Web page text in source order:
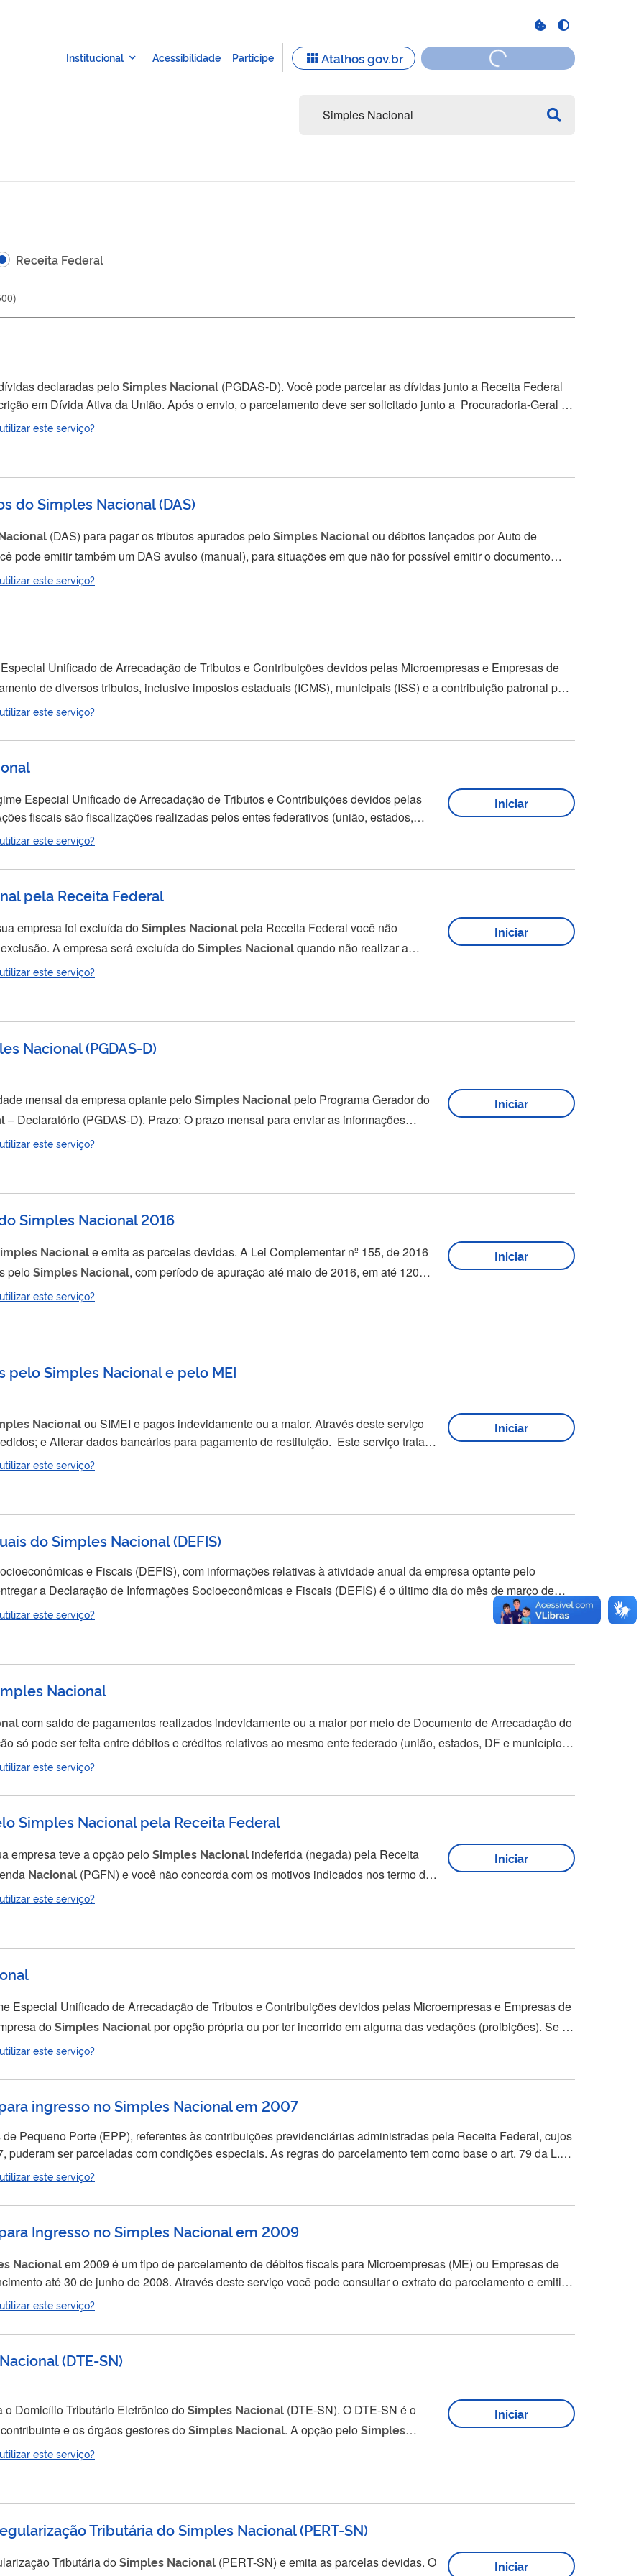
Receita Federal
)
declaradas peloSimples Nacional (PGDAS-D). Você pode parcelar as dívidas junto a Receita Federal
em Dívida Ativa da União. Após o envio, o parcelamento deve ser solicitado junto a Procuradoria-Geral da
este serviço?
do Simples Nacional(DAS)
(DAS) para pagar os tributos apurados peloSimples Nacionalou débitos lançados por Auto de
este serviço?
Unificado de Arrecadação de Tributos e Contribuições devidos pelas Microempresas e Empresas de
de diversos tributos, inclusive impostos estaduais (ICMS), municipais (ISS) e a contribuição patronal para
peloSimplesNacional
este serviço?
Especial Unificado de Arrecadação de Tributos e Contribuições devidos pelas
(pessoa física ou jurídica) apurou e pagou corretamente os tributos
Utilize este serviço para consultar ações fiscais em relação a sua...
este serviço?
Iniciar
pela Receita Federal
empresa foi excluída doSimples Nacionalpela Receita Federal você não
concorda com os motivos indicados nos termo de exclusão. A empresa será excluída doSimples Nacionalquando não realizar a
verificados motivos legais para a exclusão. No caso de exclusões pela
a totalidade dos débitos que motivaram a emissão do termo de exclusão
este serviço?
Iniciar
Nacional(PGDAS-D)
mensal da empresa optante peloSimples Nacionalpelo Programa Gerador do
– Declaratório (PGDAS-D). Prazo: O prazo mensal para enviar as informações
de Arrecadação do
este serviço?
Iniciar
Simples Nacional 2016
Nacionale emita as parcelas devidas. A Lei Complementar nº 155, de 2016
peloSimples Nacional, com período de apuração até maio de 2016, em até 120
pelo Simples
este serviço?
Iniciar
Simples Nacional e pelo MEI
Nacionalou SIMEI e pagos indevidamente ou a maior. Através deste serviço
de Arrecadação do
este serviço?
Iniciar
do Simples Nacional(DEFIS)
e Fiscais (DEFIS), com informações relativas à atividade anual da empresa optante pelo
da empresa, ocorrida nos primeiros
este serviço?
Nacional
com saldo de pagamentos realizados indevidamente ou a maior por meio de Documento de Arrecadação do
débitos e créditos apurados pelo
este serviço?
Simples Nacional pela Receita Federal
empresa teve a opção peloSimples Nacional indeferida (negada) pela Receita
Nacional (PGFN) e você não concorda com os motivos indicados nos termo de
este serviço?
Iniciar
Especial Unificado de Arrecadação de Tributos e Contribuições devidos pelas Microempresas e Empresas de
empresa doSimples Nacionalpor opção própria ou por ter incorrido em alguma das vedações (proibições). Se a
janeiro, a exclusão terá efeito desde o dia 1º de janeiro do mesmo ano. Se ocorrer em outros meses, a
este serviço?
ingresso no Simples Nacional em 2007
Pequeno Porte (EPP), referentes às contribuições previdenciárias administradas pela Receita Federal, cujos
especiais. As regras do parcelamento tem como base o art. 79 da L.C.
este serviço?
Ingresso no Simples Nacional em 2009
Nacionalem 2009 é um tipo de parcelamento de débitos fiscais para Microempresas (ME) ou Empresas de
você pode consultar o extrato do parcelamento e emitir
este serviço?
(DTE-SN)
Domicílio Tributário Eletrônico doSimples Nacional (DTE-SN). O DTE-SN é o
e os órgãos gestores doSimples Nacional . A opção peloSimples
do qual são enviadas comunicações, intimações e notificações emitidas pela
este serviço?
Iniciar
Tributária do Simples Nacional(PERT-SN)
Tributária doSimples Nacional (PERT-SN) e emita as parcelas devidas. O
Iniciar